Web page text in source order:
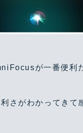
が一番便利
さがわかってきて